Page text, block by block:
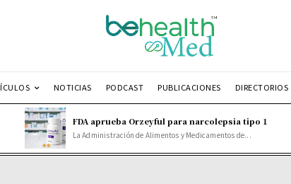
NOTICIAS PODCAST PUBLICACIONES DIRECTORIOS
FDA aprueba Orzeyful para narcolepsia tipo 1
La Administración de Alimentos y Medicamentos de...